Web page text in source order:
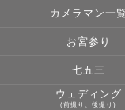
そして、テスト前
がいたこと。
「あなたはこんな
カメラマン一覧
お宮参り
七五三
ウェディング
(前撮り、後撮り)